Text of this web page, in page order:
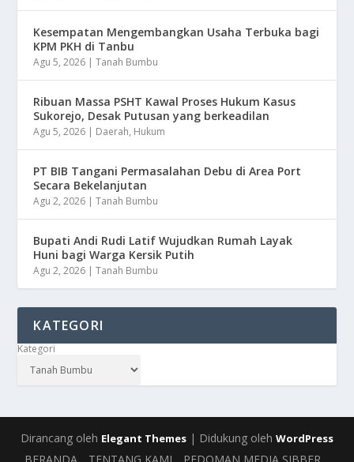
Kesempatan Mengembangkan Usaha Terbuka bagi
KPM PKH di Tanbu
Agu 5, 2026 |Tanah Bumbu
Ribuan Massa PSHT Kawal Proses Hukum Kasus
Sukorejo, Desak Putusan yang berkeadilan
Agu 5, 2026 | Daerah, Hukum
PT BIB Tangani Permasalahan Debu di Area Port
Secara Bekelanjutan
Agu 2, 2026 |Tanah Bumbu
Bupati Andi Rudi Latif Wujudkan Rumah Layak
Huni bagi Warga Kersik Putih
Agu 2, 2026 |Tanah Bumbu
KATEGORI
Kategori
Dirancang oleh Elegant Themes | Didukung oleh WordPress